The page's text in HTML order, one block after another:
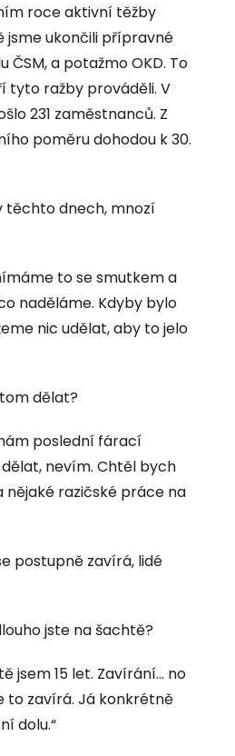
roce aktivní těžby
jsme ukončili přípravné
a potažmo OKD. To
tyto ražby prováděli. V
231 zaměstnanců. Z
poměru dohodou k 30.
těchto dnech, mnozí
to se smutkem a
naděláme. Kdyby bylo
nic udělat, aby to jelo
dělat?
poslední fárací
nevím. Chtěl bych
razičské práce na
postupně zavírá, lidé
jste na šachtě?
jsem 15 let. Zavírání... no
to zavírá. Já konkrétně
dolu.“